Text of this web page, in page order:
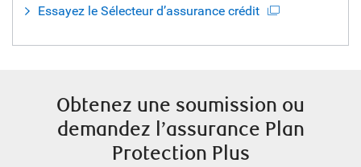
Essayez le Sélecteur d’assurance crédit
Obtenez une soumission ou
demandez l’assurance Plan
Protection Plus